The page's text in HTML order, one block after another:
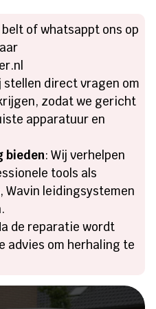
belt of whatsappt ons op
stellen direct vragen om
zodat we gericht
apparatuur en
bieden: Wij verhelpen
tools als
leidingsystemen
de reparatie wordt
advies om herhaling te